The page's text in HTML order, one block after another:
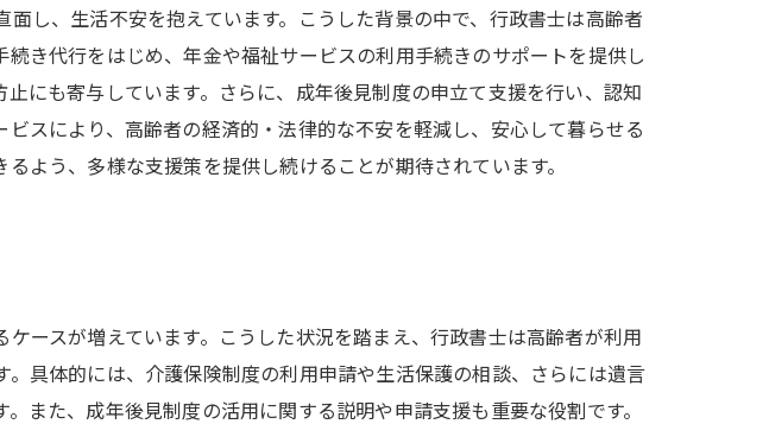
し、生活不安を抱えています。こうした背景の中で、行政書士は高齢者
き代行をはじめ、年金や福祉サービスの利用手続きのサポートを提供し
にも寄与しています。さらに、成年後見制度の申立て支援を行い、認知
スにより、高齢者の経済的・法律的な不安を軽減し、安心して暮らせる
よう、多様な支援策を提供し続けることが期待されています。
ースが増えています。こうした状況を踏まえ、行政書士は高齢者が利用
具体的には、介護保険制度の利用申請や生活保護の相談、さらには遺言
また、成年後見制度の活用に関する説明や申請支援も重要な役割です。